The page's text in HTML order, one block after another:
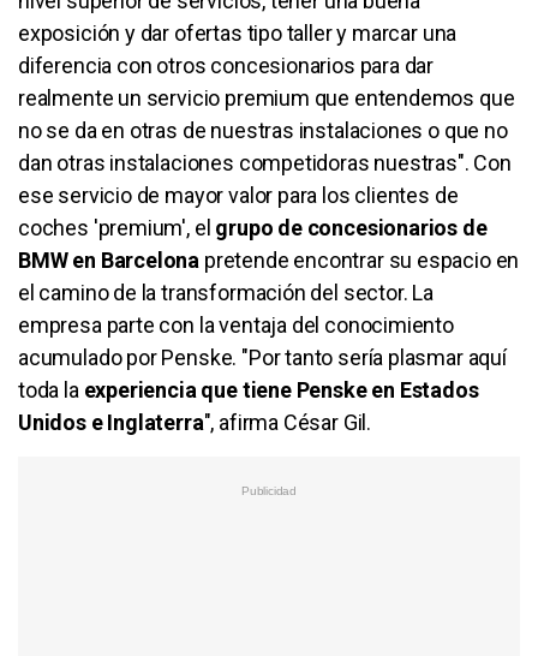
exposición y dar ofertas tipo taller y marcar una
diferencia con otros concesionarios para dar
realmente un servicio premium que entendemos que
no se da en otras de nuestras instalaciones o que no
dan otras instalaciones competidoras nuestras". Con
ese servicio de mayor valor para los clientes de
coches 'premium', el grupo de concesionarios de
BMW en Barcelona pretende encontrar su espacio en
el camino de la transformación del sector. La
empresa parte con la ventaja del conocimiento
acumulado por Penske. "Por tanto sería plasmar aquí
toda la experiencia que tiene Penske en Estados
Unidos e Inglaterra", afirma César Gil.